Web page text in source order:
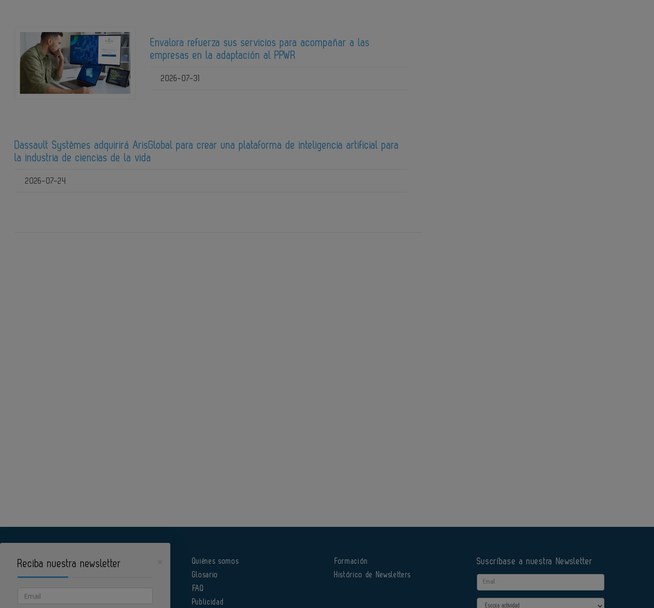
Envalora refuerza sus servicios para acompañar a las
empresas en la adaptación al PPWR
2026-07-31
Dassault Systèmes adquirirá ArisGlobal para crear una plataforma de inteligencia artificial para
la industria de ciencias de la vida
2026-07-24
Quiénes somos
Glosario
FAQ
Publicidad
Formación
Histórico de Newsletters
Suscríbase a nuestra Newsletter
Email
Actividad
Reciba nuestra newsletter
Email